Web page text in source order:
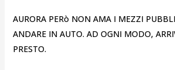
AURORA PERò NON AMA I MEZZI
ANDARE IN AUTO. AD OGNI MODO,
PRESTO.